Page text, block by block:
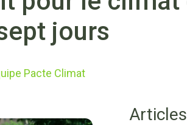
jours
Pacte Climat